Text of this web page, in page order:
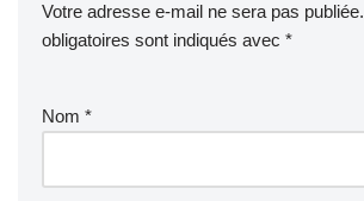
Votre adresse e-mail ne sera pas publiée.
obligatoires sont indiqués avec *
Nom *